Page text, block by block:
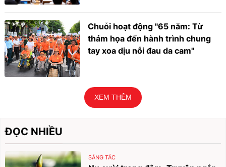
Chuỗi hoạt động "65 năm: Từ
thảm họa đến hành trình chung
tay xoa dịu nỗi đau da cam"
XEM THÊM
ĐỌC NHIỀU
SÁNG TÁC